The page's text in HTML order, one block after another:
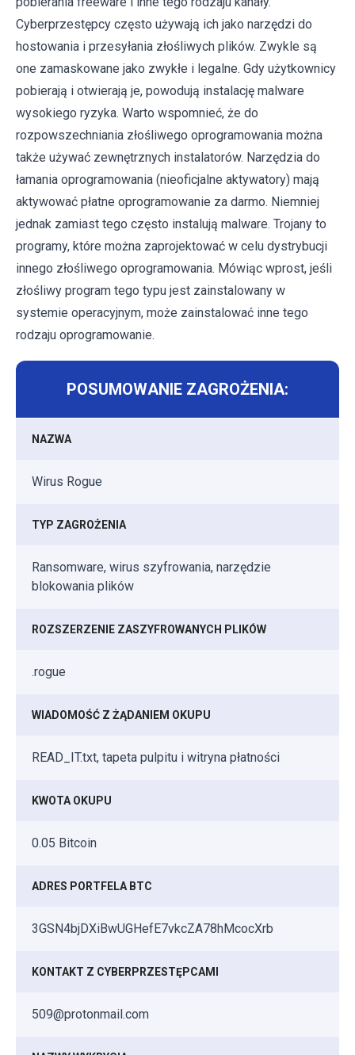
Cyberprzestępcy często używają ich jako narzędzi do
hostowania i przesyłania złośliwych plików. Zwykle są
one zamaskowane jako zwykłe i legalne. Gdy użytkownicy
pobierają i otwierają je, powodują instalację malware
wysokiego ryzyka. Warto wspomnieć, że do
rozpowszechniania złośliwego oprogramowania można
także używać zewnętrznych instalatorów. Narzędzia do
łamania oprogramowania (nieoficjalne aktywatory) mają
aktywować płatne oprogramowanie za darmo. Niemniej
jednak zamiast tego często instalują malware. Trojany to
programy, które można zaprojektować w celu dystrybucji
innego złośliwego oprogramowania. Mówiąc wprost, jeśli
złośliwy program tego typu jest zainstalowany w
systemie operacyjnym, może zainstalować inne tego
rodzaju oprogramowanie.
POSUMOWANIE ZAGROŻENIA:
NAZWA
Wirus Rogue
TYP ZAGROŻENIA
Ransomware, wirus szyfrowania, narzędzie
blokowania plików
ROZSZERZENIE ZASZYFROWANYCH PLIKÓW
.rogue
WIADOMOŚĆ Z ŻĄDANIEM OKUPU
READ_IT.txt, tapeta pulpitu i witryna płatności
KWOTA OKUPU
0.05 Bitcoin
ADRES PORTFELA BTC
3GSN4bjDXiBwUGHefE7vkcZA78hMcocXrb
KONTAKT Z CYBERPRZESTĘPCAMI
509@protonmail.com